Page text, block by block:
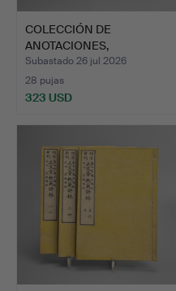
COLECCIÓN DE
ANOTACIONES,
COMPILACIONES Y …
Subastado 26 jul 2026
28 pujas
323 USD